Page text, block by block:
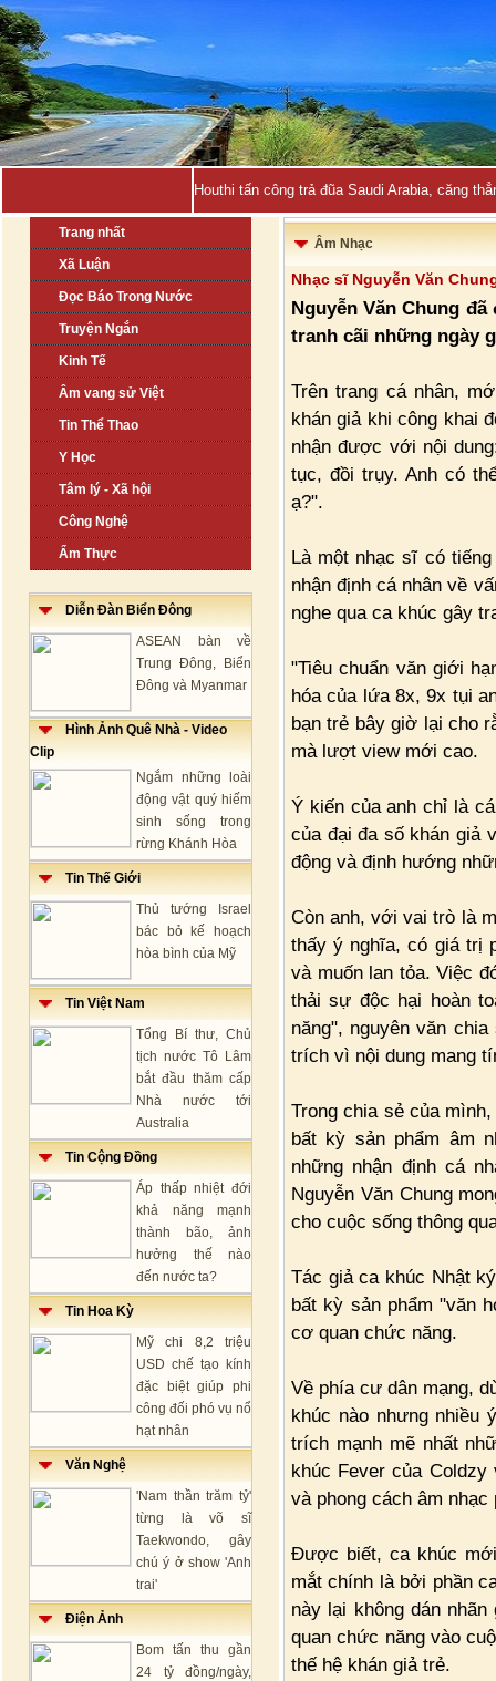
Houthi tấn công trả đũa Saudi Arabia, căng
Trang nhất
Xã Luận
Đọc Báo Trong Nước
Truyện Ngắn
Kinh Tế
Âm vang sử Việt
Tin Thể Thao
Y Học
Tâm lý - Xã hội
Công Nghệ
Ẩm Thực
Diễn Đàn Biển Đông
ASEAN bàn về
Trung Đông, Biển
Đông và Myanmar
Hình Ảnh Quê Nhà - Video
Clip
Ngắm những loài
động vật quý hiếm
sinh sống trong
rừng Khánh Hòa
Tin Thế Giới
Thủ tướng Israel
bác bỏ kế hoạch
hòa bình của Mỹ
Tin Việt Nam
Tổng Bí thư, Chủ
tịch nước Tô Lâm
bắt đầu thăm cấp
Nhà nước tới
Australia
Tin Cộng Đồng
Áp thấp nhiệt đới
khả năng mạnh
thành bão, ảnh
hưởng thế nào
đến nước ta?
Tin Hoa Kỳ
Mỹ chi 8,2 triệu
USD chế tạo kính
đặc biệt giúp phi
công đối phó vụ nổ
hạt nhân
Văn Nghệ
'Nam thần trăm tỷ'
từng là võ sĩ
Taekwondo, gây
chú ý ở show 'Anh
trai'
Điện Ảnh
Bom tấn thu gần
24 tỷ đồng/ngày,
Âm Nhạc
Nhạc sĩ Nguyễn Văn
Nguyễn Văn Chung
tranh cãi những ngày
Trên trang cá nhân,
khán giả khi công khai
nhận được với nội
tục, đồi trụy. Anh có
ạ?".
Là một nhạc sĩ có
nhận định cá nhân về
nghe qua ca khúc gây
"Tiêu chuẩn văn giới
hóa của lứa 8x, 9x tụi
bạn trẻ bây giờ lại cho
mà lượt view mới cao.
Ý kiến của anh chỉ là
của đại đa số khán giả
động và định hướng
Còn anh, với vai trò là
thấy ý nghĩa, có giá trị
và muốn lan tỏa. Việc
thải sự độc hại hoàn
năng", nguyên văn
trích vì nội dung mang
Trong chia sẻ của
bất kỳ sản phẩm âm
những nhận định cá
Nguyễn Văn Chung
cho cuộc sống thông
Tác giả ca khúc Nhật
bất kỳ sản phẩm "văn
cơ quan chức năng.
Về phía cư dân mạng,
khúc nào nhưng nhiều
trích mạnh mẽ nhất
khúc Fever của
và phong cách âm nhạc
Được biết, ca khúc
mắt chính là bởi phần
này lại không dán
quan chức năng vào
thế hệ khán giả trẻ.